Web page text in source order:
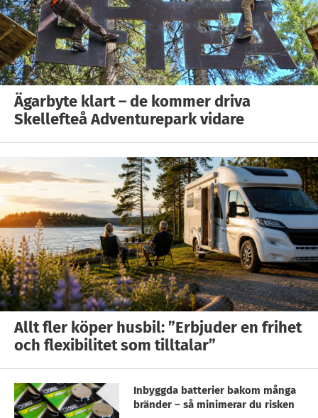
Ägarbyte klart – de kommer driva
Skellefteå Adventurepark vidare
Allt fler köper husbil: ”Erbjuder en frihet
och flexibilitet som tilltalar”
Inbyggda batterier bakom många
bränder – så minimerar du risken